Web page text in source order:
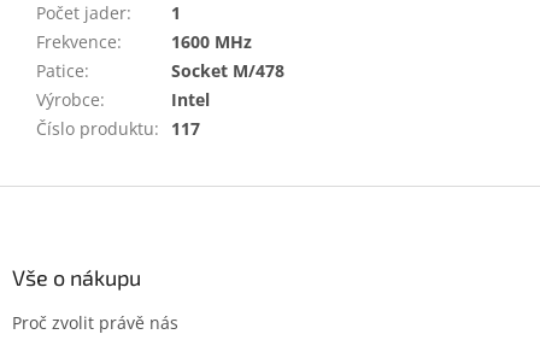
Počet jader:
1
Frekvence:
1600 MHz
Patice:
Socket M/478
Výrobce:
Intel
Číslo produktu: 117
Vše o nákupu
Proč zvolit právě nás